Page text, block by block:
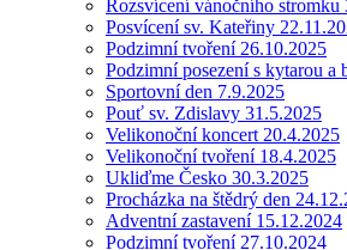
Rozsvícení vánočního stromku
Posvícení sv. Kateřiny
Podzimní tvoření 26.10.2025
Podzimní posezení s kytarou a
Sportovní den 7.9.2025
Pouť sv. Zdislavy 31.5.2025
Velikonoční koncert 20.4.2025
Velikonoční tvoření 18.4.2025
Ukliďme Česko 30.3.2025
Procházka na štědrý den
Adventní zastavení 15.12.2024
Podzimní tvoření 27.10.2024